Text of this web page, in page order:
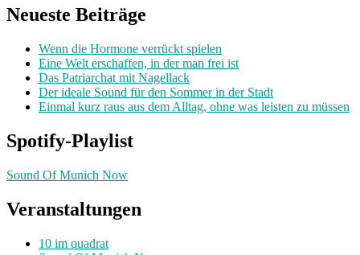
Neueste Beiträge
Wenn die Hormone verrückt spielen
Eine Welt erschaffen, in der man frei ist
Das Patriarchat mit Nagellack
Der ideale Sound für den Sommer in der Stadt
Einmal kurz raus aus dem Alltag, ohne was leisten zu müssen
Spotify-Playlist
Sound Of Munich Now
Veranstaltungen
10 im quadrat